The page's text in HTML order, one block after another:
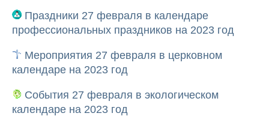
Праздники 27 февраля в календаре
профессиональных праздников на 2023 год
Мероприятия 27 февраля в церковном
календаре на 2023 год
События 27 февраля в экологическом
календаре на 2023 год